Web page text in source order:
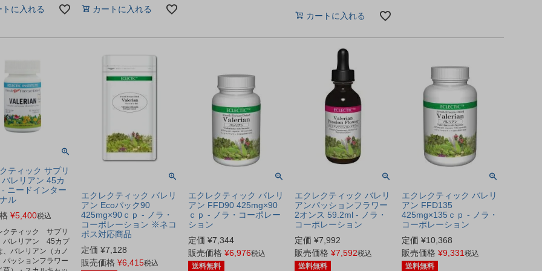
トに入れる カートに入れる
カートに入れる
ティック サプリ
レリアン 45カ
ニードインター
ル
¥5,400税込
クティック サプリ
レリアン 45カプ
、バレリアン（カノ
パッションフラワー
エクレクティック バレリ
アン Ecoパック90
425mg×90ｃｐ - ノラ・
コーポレーション ※ネコ
ポス対応商品
定価 ¥7,128
販売価格 ¥6,415税込
エクレクティック バレリ
アン FFD90 425mg×90
ｃｐ - ノラ・コーポレー
ション
定価 ¥7,344
販売価格 ¥6,976税込
送料無料
エクレクティック バレリ
アンパッションフラワー
2オンス 59.2ml - ノラ・
コーポレーション
定価 ¥7,992
販売価格 ¥7,592税込
送料無料
エクレクティック バレリ
アン FFD135
425mg×135ｃｐ - ノラ・
コーポレーション
定価 ¥10,368
販売価格 ¥9,331税込
送料無料